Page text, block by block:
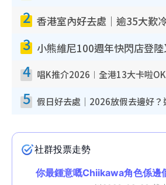
2
3
4
5